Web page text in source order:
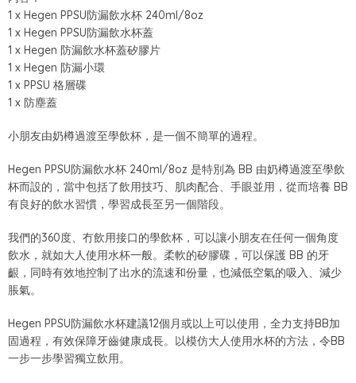
1 x Hegen PPSU防漏飲水杯 240ml/8oz
1 x Hegen PPSU防漏飲水杯蓋
1 x Hegen 防漏飲水杯蓋矽膠片
1 x Hegen 防漏小環
1 x PPSU 格層碟
1 x 防塵蓋
小朋友由奶樽過渡至學飲杯，是一個不簡單的過程。
Hegen PPSU防漏飲水杯 240ml/8oz 是特別為 BB 由奶樽過渡至學飲
杯而設的，當中包括了飲用技巧、肌肉配合、手眼並用，從而培養 BB
有良好的飲水習慣，學習成長至另一個階段。
我們的360度、冇飲用接口的學飲杯，可以讓小朋友在任何一個角度
飲水，就如大人使用水杯一般。柔軟的矽膠碟，可以保護 BB 的牙
齦，同時有效地控制了出水的流速和份量，也減低空氣的吸入、減少
脹氣。
Hegen PPSU防漏飲水杯建議12個月或以上可以使用，全力支持BB加
固過程，有效保障牙齒健康成長。以模仿大人使用水杯的方法，令BB
一步一步學習獨立飲用。